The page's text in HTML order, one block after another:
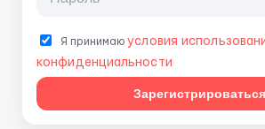
Я принимаюусловия
конфиденциальности
Зарегистрироваться